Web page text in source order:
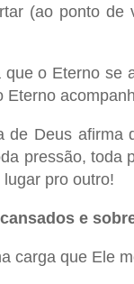
(ao ponto
o Eterno
de Deus
pressão, toda
pro outro!
e
carga que Ele